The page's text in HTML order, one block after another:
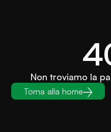
Non troviamo la
Torna alla home